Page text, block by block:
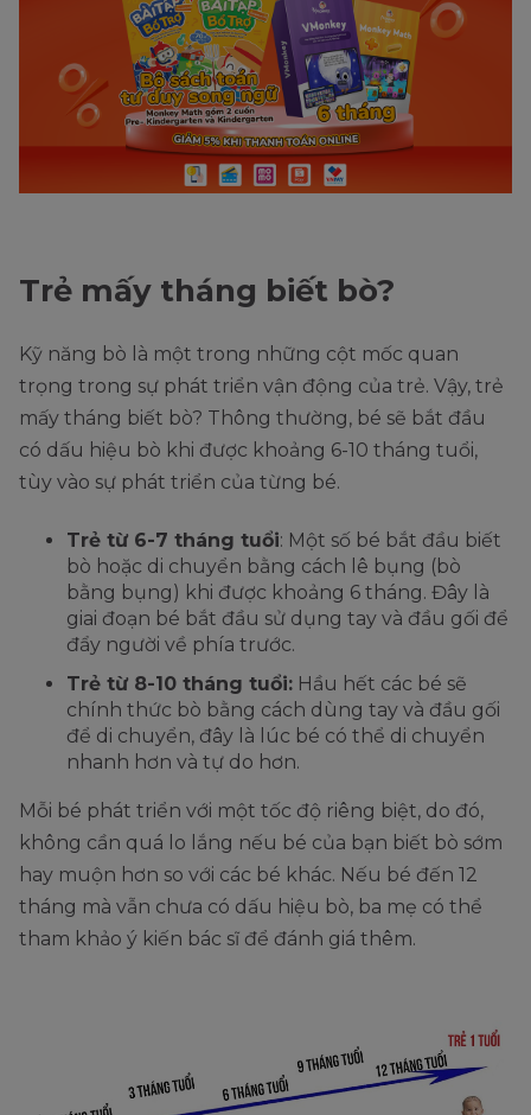
Trẻ mấy tháng biết bò?
Kỹ năng bò là một trong những cột mốc quan
trọng trong sự phát triển vận động của trẻ. Vậy, trẻ
mấy tháng biết bò? Thông thường, bé sẽ bắt đầu
có dấu hiệu bò khi được khoảng 6-10 tháng tuổi,
tùy vào sự phát triển của từng bé.
Trẻ từ 6-7 tháng tuổi: Một số bé bắt đầu biết
bò hoặc di chuyển bằng cách lê bụng (bò
bằng bụng) khi được khoảng 6 tháng. Đây là
giai đoạn bé bắt đầu sử dụng tay và đầu gối để
đẩy người về phía trước.
Trẻ từ 8-10 tháng tuổi: Hầu hết các bé sẽ
chính thức bò bằng cách dùng tay và đầu gối
để di chuyển, đây là lúc bé có thể di chuyển
nhanh hơn và tự do hơn.
Mỗi bé phát triển với một tốc độ riêng biệt, do đó,
không cần quá lo lắng nếu bé của bạn biết bò sớm
hay muộn hơn so với các bé khác. Nếu bé đến 12
tháng mà vẫn chưa có dấu hiệu bò, ba mẹ có thể
tham khảo ý kiến bác sĩ để đánh giá thêm.